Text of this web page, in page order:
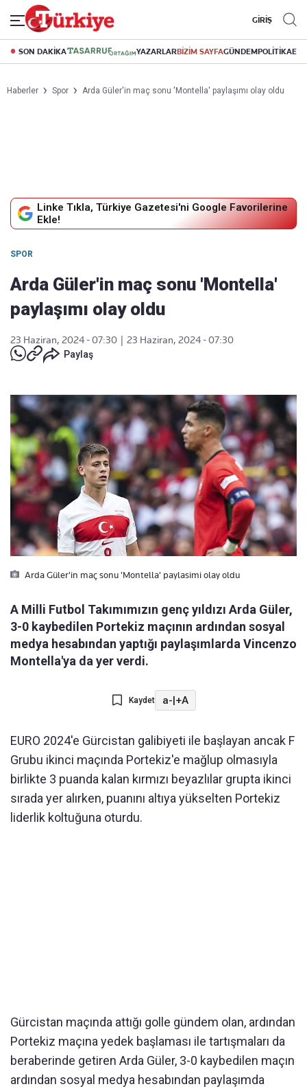
GİRİŞ
SON DAKİKA YAZARLARBİZİM SAYFAGÜNDEMPOLİTİKA
Haberler Spor Arda Güler'in maç sonu 'Montella' paylaşımı olay oldu
Linke Tıkla, Türkiye Gazetesi'ni Google Favorilerine
Ekle!
SPOR
Arda Güler'in maç sonu 'Montella'
paylaşımı olay oldu
23 Haziran, 2024 - 07:30
23 Haziran, 2024 - 07:30
Paylaş
Arda Güler'in maç sonu 'Montella' paylasimi olay oldu
A Milli Futbol Takımımızın genç yıldızı Arda Güler,
3-0 kaybedilen Portekiz maçının ardından sosyal
medya hesabından yaptığı paylaşımlarda Vincenzo
Montella'ya da yer verdi.
Kaydet a-|+A
EURO 2024'e Gürcistan galibiyeti ile başlayan ancak F
Grubu ikinci maçında Portekiz'e mağlup olmasıyla
birlikte 3 puanda kalan kırmızı beyazlılar grupta ikinci
sırada yer alırken, puanını altıya yükselten Portekiz
liderlik koltuğuna oturdu.
Gürcistan maçında attığı golle gündem olan, ardından
Portekiz maçına yedek başlaması ile tartışmaları da
beraberinde getiren Arda Güler, 3-0 kaybedilen maçın
ardından sosyal medya hesabından paylaşımda